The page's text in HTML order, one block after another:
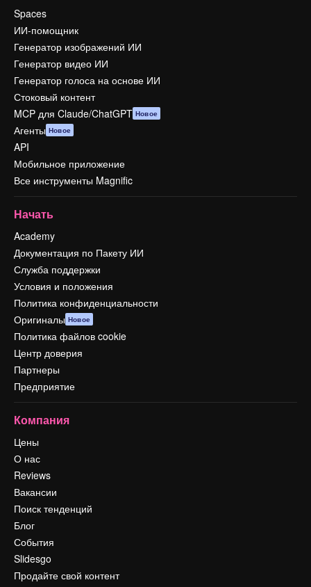
Spaces
ИИ-помощник
Генератор изображений ИИ
Генератор видео ИИ
Генератор голоса на основе ИИ
Стоковый контент
MCP для Claude/ChatGPT Новое
Агенты Новое
API
Мобильное приложение
Все инструменты Magnific
Начать
Academy
Документация по Пакету ИИ
Служба поддержки
Условия и положения
Политика конфиденциальности
Оригиналы Новое
Политика файлов cookie
Центр доверия
Партнеры
Предприятие
Компания
Цены
О нас
Reviews
Вакансии
Поиск тенденций
Блог
События
Slidesgo
Продайте свой контент